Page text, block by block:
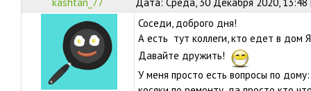
Соседи, доброго дня!
А есть тут коллеги, кто едет в дом
Давайте дружить!
У меня просто есть вопросы по